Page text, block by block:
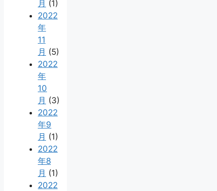
月 (1)
2022
年
11
月 (5)
2022
年
10
月 (3)
2022
年9
月 (1)
2022
年8
月 (1)
2022